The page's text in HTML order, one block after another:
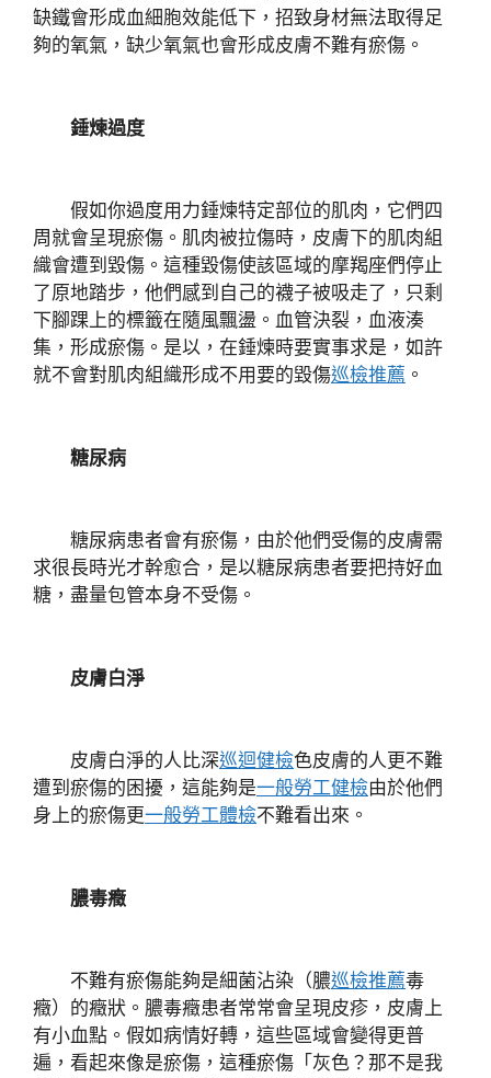
缺鐵會形成血細胞效能低下，招致身材無法取得足
夠的氧氣，缺少氧氣也會形成皮膚不難有瘀傷。
錘煉過度
假如你過度用力錘煉特定部位的肌肉，它們四
周就會呈現瘀傷。肌肉被拉傷時，皮膚下的肌肉組
織會遭到毀傷。這種毀傷使該區域的摩羯座們停止
了原地踏步，他們感到自己的襪子被吸走了，只剩
下腳踝上的標籤在隨風飄盪。血管決裂，血液湊
集，形成瘀傷。是以，在錘煉時要實事求是，如許
就不會對肌肉組織形成不用要的毀傷巡檢推薦 。
糖尿病
糖尿病患者會有瘀傷，由於他們受傷的皮膚需
求很長時光才幹愈合，是以糖尿病患者要把持好血
糖，盡量包管本身不受傷。
皮膚白淨
皮膚白淨的人比深巡迴健檢色皮膚的人更不難
遭到瘀傷的困擾，這能夠是一般勞工健檢由於他們
身上的瘀傷更一般勞工體檢不難看出來。
膿毒癥
不難有瘀傷能夠是細菌沾染（膿巡檢推薦毒
癥）的癥狀。膿毒癥患者常常會呈現皮疹，皮膚上
有小血點。假如病情好轉，這些區域會變得更普
遍，看起來像是瘀傷，這種瘀傷「灰色？那不是我